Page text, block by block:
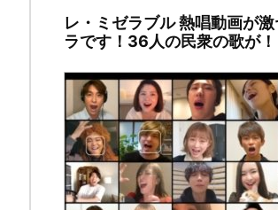
ク
ー
と
は？
レ・ミゼラブル 熱唱動画が
ラです！36人の民衆の歌が！